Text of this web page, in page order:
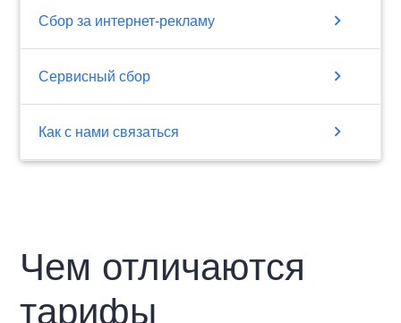
Сбор за интернет-рекламу chevron_right
Сервисный сбор chevron_right
Как с нами связаться chevron_right
Чем отличаются
тарифы